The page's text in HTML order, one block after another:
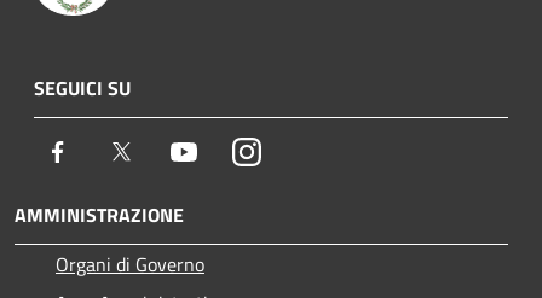
SEGUICI SU
Facebook Twitter YoutubeInstagram
AMMINISTRAZIONE
Organi di Governo